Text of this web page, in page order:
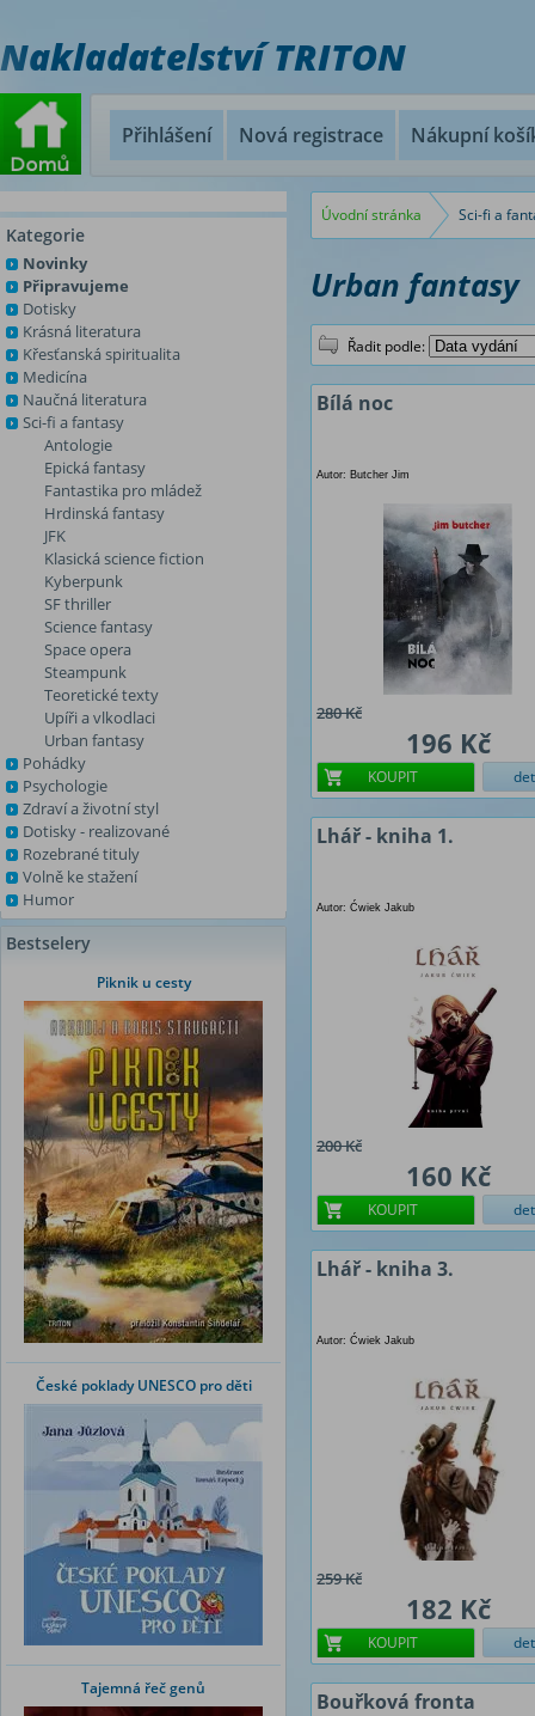
Nakladatelství TRITON
Přihlášení Nová registrace Nákupní
Kategorie
Novinky
Připravujeme
Dotisky
Krásná literatura
Křesťanská spiritualita
Medicína
Naučná literatura
Sci-fi a fantasy
Antologie
Epická fantasy
Fantastika pro mládež
Hrdinská fantasy
JFK
Klasická science fiction
Kyberpunk
SF thriller
Science fantasy
Space opera
Steampunk
Teoretické texty
Upíři a vlkodlaci
Urban fantasy
Pohádky
Psychologie
Zdraví a životní styl
Dotisky - realizované
Rozebrané tituly
Volně ke stažení
Humor
Bestselery
Piknik u cesty
České poklady UNESCO pro děti
Tajemná řeč genů
Úvodní stránka Sci-fi a
Urban fantasy
Řadit podle:
Bílá noc
Autor: Butcher Jim
280 Kč
196 Kč
KOUPIT
Lhář - kniha 1.
Autor: Ćwiek Jakub
200 Kč
160 Kč
KOUPIT
Lhář - kniha 3.
Autor: Ćwiek Jakub
259 Kč
182 Kč
KOUPIT
Bouřková fronta